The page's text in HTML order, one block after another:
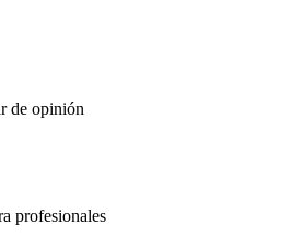
de opinión
profesionales